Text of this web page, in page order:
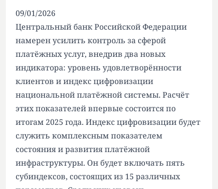
09/01/2026
Центральный банк Российской Федерации
намерен усилить контроль за сферой
платёжных услуг, внедрив два новых
индикатора: уровень удовлетворённости
клиентов и индекс цифровизации
национальной платёжной системы. Расчёт
этих показателей впервые состоится по
итогам 2025 года. Индекс цифровизации будет
служить комплексным показателем
состояния и развития платёжной
инфраструктуры. Он будет включать пять
субиндексов, состоящих из 15 различных